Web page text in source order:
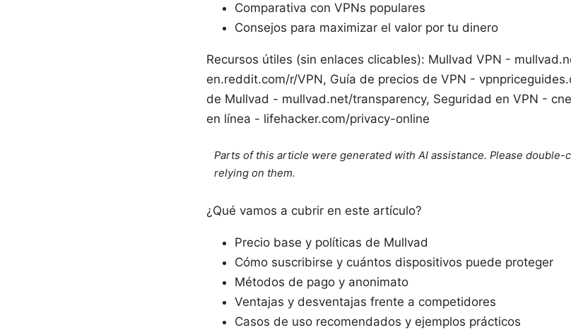
Comparativa con VPNs populares
Consejos para maximizar el valor por tu dinero
Recursos útiles (sin enlaces clicables): Mullvad VPN -
en.reddit.com/r/VPN, Guía de precios de VPN -
de Mullvad - mullvad.net/transparency, Seguridad en VPN -
en línea - lifehacker.com/privacy-online
Parts of this article were generated with AI assistance. Please
relying on them.
¿Qué vamos a cubrir en este artículo?
Precio base y políticas de Mullvad
Cómo suscribirse y cuántos dispositivos puede proteger
Métodos de pago y anonimato
Ventajas y desventajas frente a competidores
Casos de uso recomendados y ejemplos prácticos